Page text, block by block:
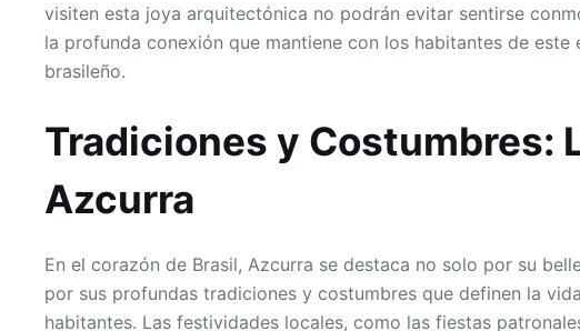
visiten esta joya arquitectónica no podrán evitar sentirse
la profunda conexión que mantiene con los habitantes de este
brasileño.
Tradiciones y Costumbres:
Azcurra
En el corazón de Brasil, Azcurra se destaca no solo por su
por sus profundas tradiciones y costumbres que definen la
habitantes. Las festividades locales, como las fiestas